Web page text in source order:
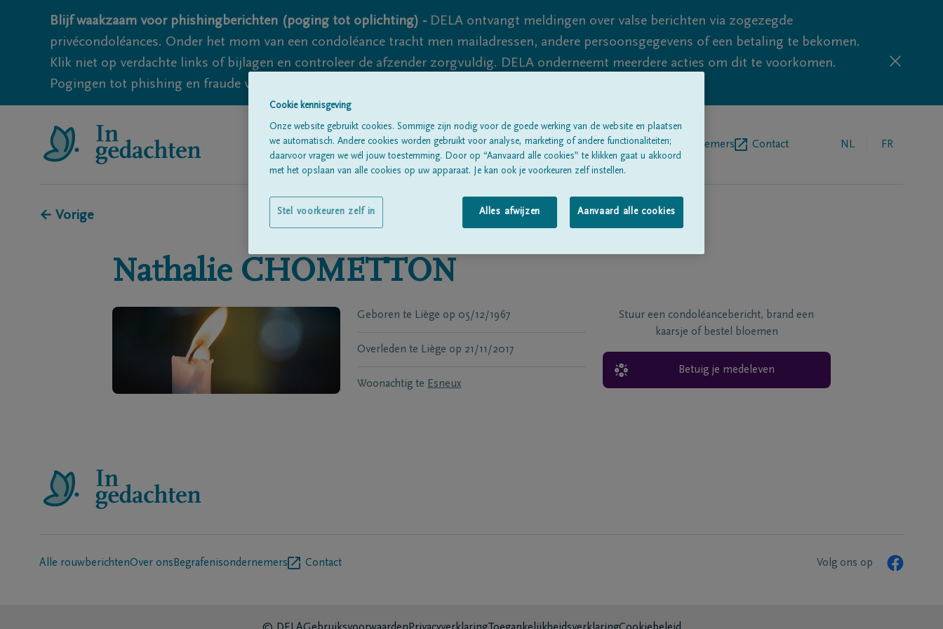
Blijf waakzaam voor phishingberichten (poging tot oplichting) - DELA ontvangt meldingen over valse berichten via zogezegde
privécondoléances. Onder het mom van een condoléance tracht men mailadressen, andere persoonsgegevens of een betaling te bekomen.
Klik niet op verdachte links of bijlagen en controleer de afzender zorgvuldig. DELA onderneemt meerdere acties om dit te voorkomen.
Pogingen tot phishing en fraude vallen echter nooit volledig uit te sluiten, dus blijf waakzaam.
Alle rouwberichten Over onsBegrafenisondernemers Contact NL FR
← Vorige
Nathalie CHOMETTON
Geboren te Liège op 05/12/1967
Overleden te Liège op 21/11/2017
Woonachtig te Esneux
Stuur een condoléancebericht, brand een
kaarsje of bestel bloemen
Betuig je medeleven
Alle rouwberichtenOver ons Begrafenisondernemers Contact Volg ons op
Cookie kennisgeving
Onze website gebruikt cookies. Sommige zijn nodig voor de goede werking van de website en plaatsen
we automatisch. Andere cookies worden gebruikt voor analyse, marketing of andere functionaliteiten;
daarvoor vragen we wél jouw toestemming. Door op “Aanvaard alle cookies” te klikken gaat u akkoord
met het opslaan van alle cookies op uw apparaat. Je kan ook je voorkeuren zelf instellen.
Alles afwijzen Aanvaard alle cookies
Stel voorkeuren zelf in